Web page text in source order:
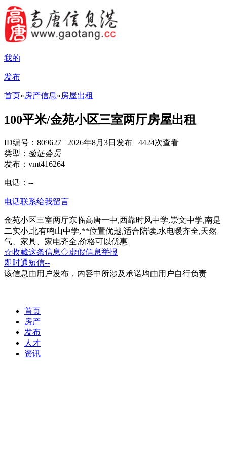
我的
发布
首页»房产信息»房屋出租
100平米/金苑小区三室两厅房屋出租
ID编号：809627 2026年8月3日发布 4424次查看
类型： 验证会员
发布：vmt416264
电话： --
电话联系给我留言
金苑小区三室两厅东临高唐一中,西靠时风中学,崇文中学,南是
二实小,北有鸣山中学,**位置优越,适合陪读,水电暖齐全,天然
气、家具、家电齐全,价格可以优惠
☆收藏这条信息◇虚假信息举报
即时通短信--
该信息由用户发布，内容中所涉及承诺均由用户自行负责
首页
房产
发布
人才
资讯